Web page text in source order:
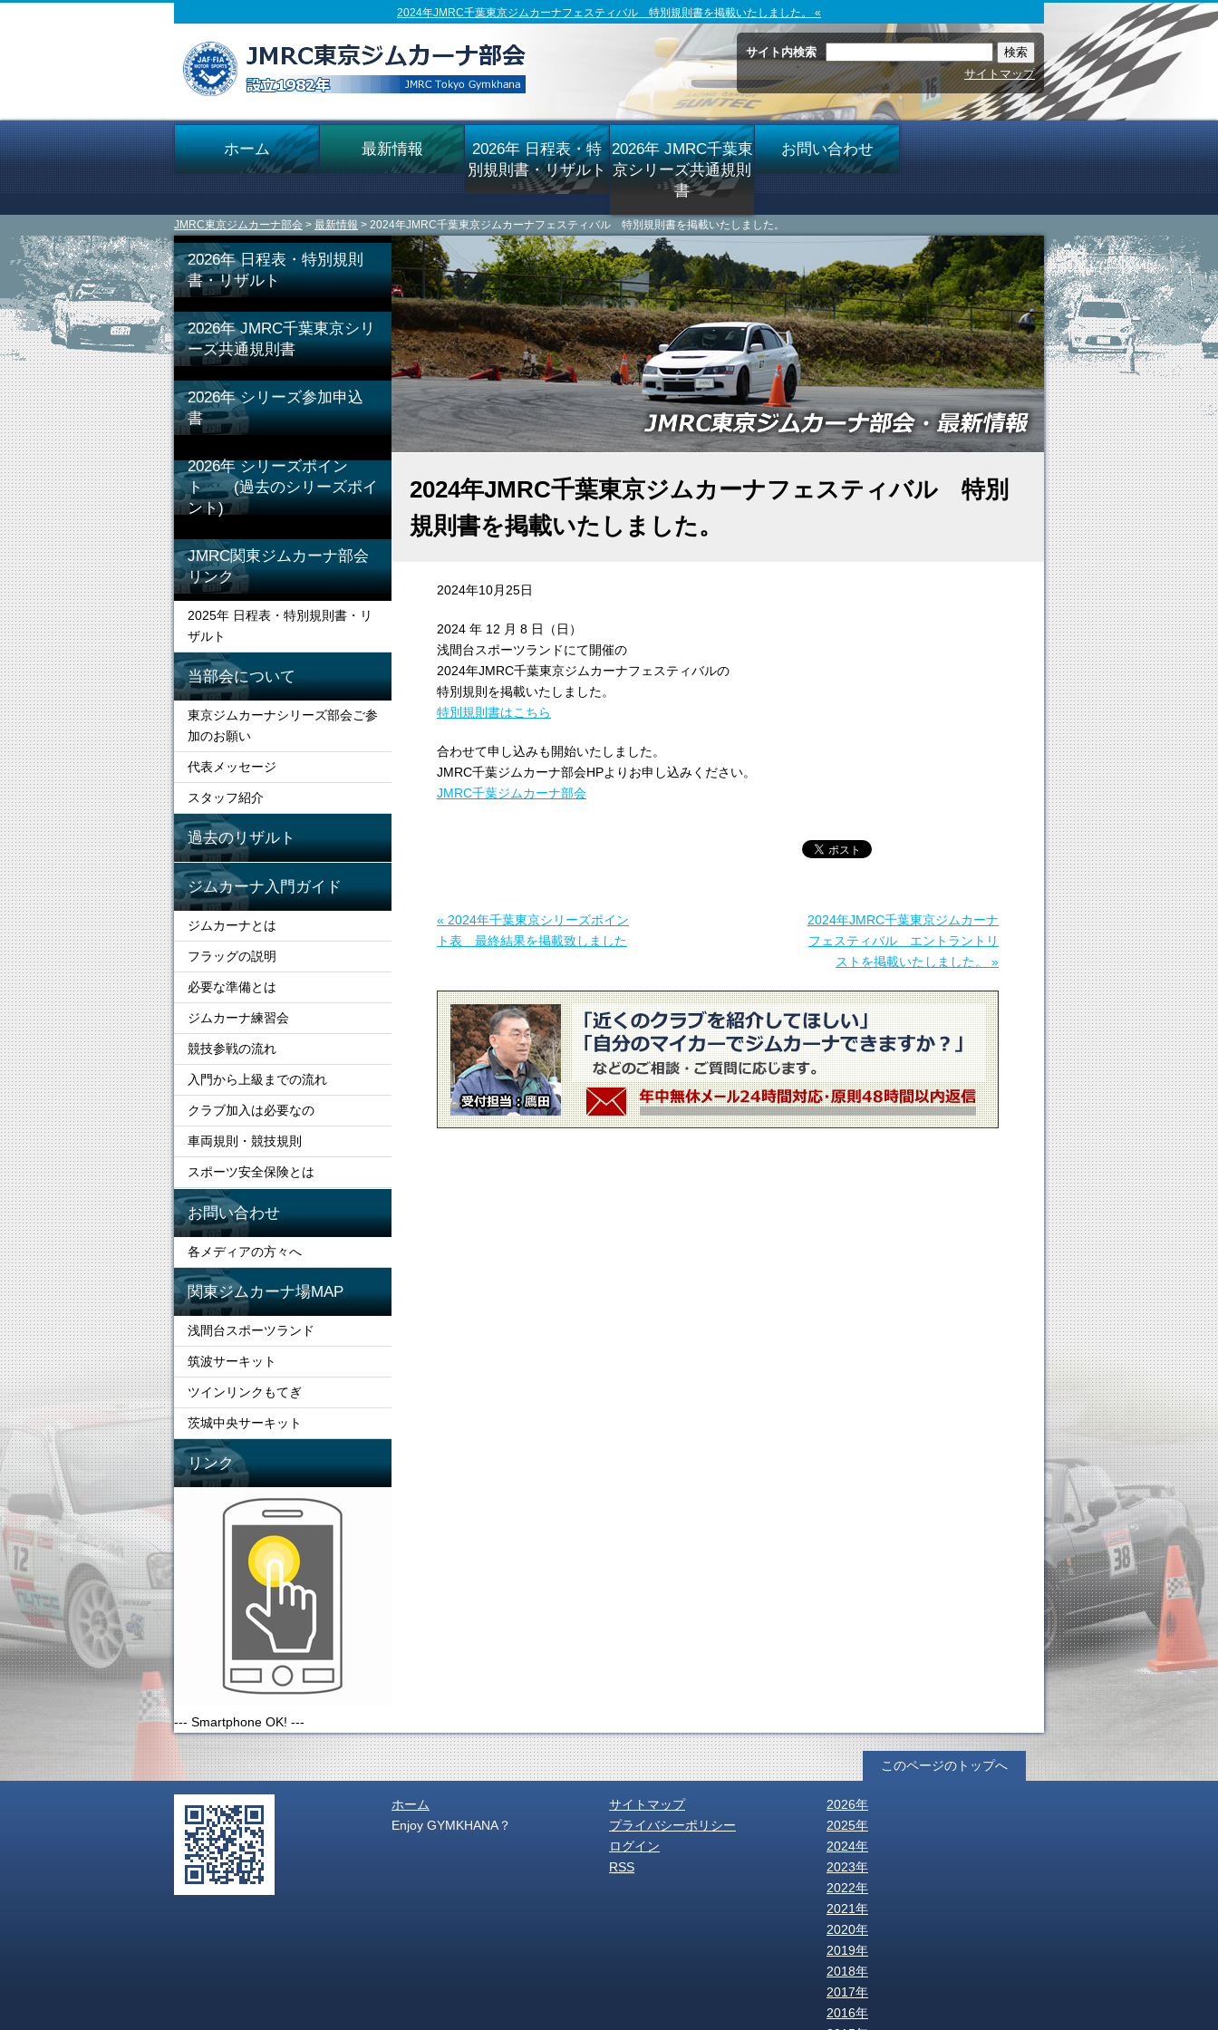
2024年JMRC千葉東京ジムカーナフェスティバル 特別規則書を掲載いたしました。 «
サイト内検索
サイトマップ
ホーム 最新情報
2026年 日程表・特
別規則書・リザルト
2026年 JMRC千葉東
京シリーズ共通規則
書
お問い合わせ
JMRC東京ジムカーナ部会 > 最新情報 > 2024年JMRC千葉東京ジムカーナフェスティバル 特別規則書を掲載いたしました。
2024年JMRC千葉東京ジムカーナフェスティバル 特別
規則書を掲載いたしました。
2024年10月25日
2024 年 12 月 8 日（日）
浅間台スポーツランドにて開催の
2024年JMRC千葉東京ジムカーナフェスティバルの
特別規則を掲載いたしました。
特別規則書はこちら
合わせて申し込みも開始いたしました。
JMRC千葉ジムカーナ部会HPよりお申し込みください。
JMRC千葉ジムカーナ部会
« 2024年千葉東京シリーズポイン
ト表 最終結果を掲載致しました
2024年JMRC千葉東京ジムカーナ
フェスティバル エントラントリ
ストを掲載いたしました。 »
2026年 日程表・特別規則
書・リザルト
2026年 JMRC千葉東京シリ
ーズ共通規則書
2026年 シリーズ参加申込
書
2026年 シリーズポイン
ト (過去のシリーズポイ
ント)
JMRC関東ジムカーナ部会
リンク
2025年 日程表・特別規則書・リ
ザルト
当部会について
東京ジムカーナシリーズ部会ご参
加のお願い
代表メッセージ
スタッフ紹介
過去のリザルト
ジムカーナ入門ガイド
ジムカーナとは
フラッグの説明
必要な準備とは
ジムカーナ練習会
競技参戦の流れ
入門から上級までの流れ
クラブ加入は必要なの
車両規則・競技規則
スポーツ安全保険とは
お問い合わせ
各メディアの方々へ
関東ジムカーナ場MAP
浅間台スポーツランド
筑波サーキット
ツインリンクもてぎ
茨城中央サーキット
リンク
--- Smartphone OK! ---
このページのトップへ
ホーム
Enjoy GYMKHANA？
サイトマップ
プライバシーポリシー
ログイン
RSS
2026年
2025年
2024年
2023年
2022年
2021年
2020年
2019年
2018年
2017年
2016年